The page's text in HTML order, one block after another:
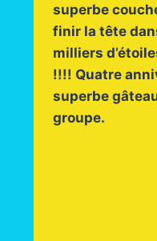
superbe
finir la tête
milliers
!!!! Quatre
superbe
groupe.